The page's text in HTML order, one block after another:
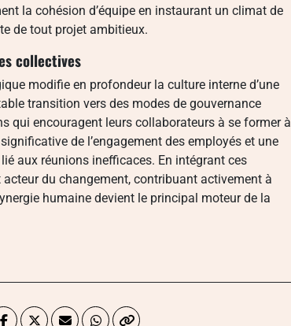
la cohésion d’équipe en instaurant un climat de
de tout projet ambitieux.
collectives
modifie en profondeur la culture interne d’une
transition vers des modes de gouvernance
qui encouragent leurs collaborateurs à se former à
de l’engagement des employés et une
aux réunions inefficaces. En intégrant ces
du changement, contribuant activement à
humaine devient le principal moteur de la